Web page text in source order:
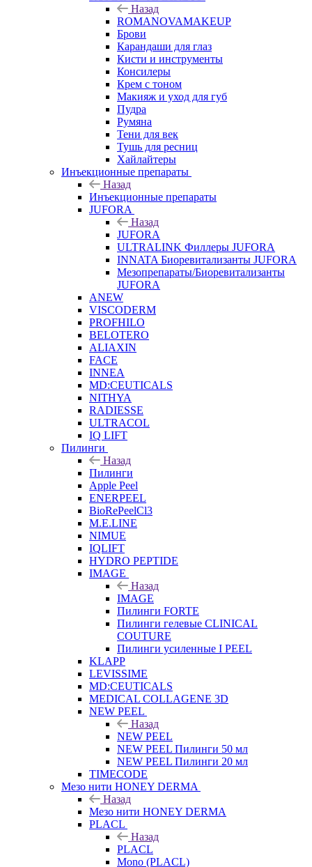
Назад
ROMANOVAMAKEUP
Брови
Карандаши для глаз
Кисти и инструменты
Консилеры
Крем с тоном
Макияж и уход для губ
Пудра
Румяна
Тени для век
Тушь для ресниц
Хайлайтеры
Инъекционные препараты
Назад
Инъекционные препараты
JUFORA
Назад
JUFORA
ULTRALINK Филлеры JUFORA
INNATA Биоревитализанты JUFORA
Мезопрепараты/Биоревитализанты
JUFORA
ANEW
VISCODERM
PROFHILO
BELOTERO
ALIAXIN
FACE
INNEA
MD:CEUTICALS
NITHYA
RADIESSE
ULTRACOL
IQ LIFT
Пилинги
Назад
Пилинги
Apple Peel
ENERPEEL
BioRePeelCl3
M.E.LINE
NIMUE
IQLIFT
HYDRO PEPTIDE
IMAGE
Назад
IMAGE
Пилинги FORTE
Пилинги гелевые CLINICAL
COUTURE
Пилинги усиленные I PEEL
KLAPP
LEVISSIME
MD:CEUTICALS
MEDICAL COLLAGENE 3D
NEW PEEL
Назад
NEW PEEL
NEW PEEL Пилинги 50 мл
NEW PEEL Пилинги 20 мл
TIMECODE
Мезо нити HONEY DERMA
Назад
Мезо нити HONEY DERMA
PLACL
Назад
PLACL
Mono (PLACL)